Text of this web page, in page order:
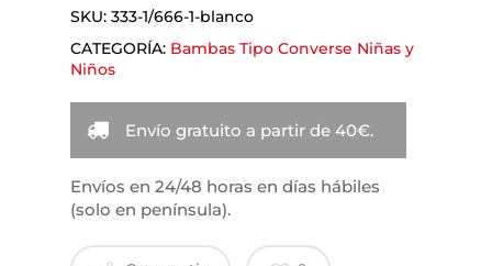
SKU: 333-1/666-1-blanco
CATEGORÍA: Bambas Tipo Converse Niñas y
Niños
Envío gratuito a partir de 40€.
Envíos en 24/48 horas en días hábiles
(solo en península).